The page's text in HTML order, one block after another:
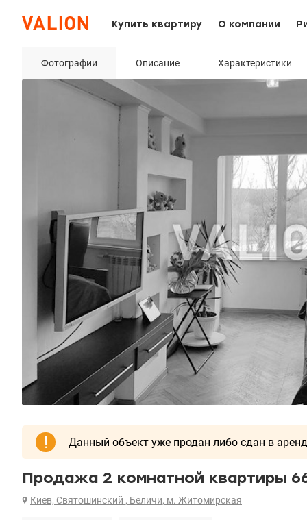
Купить квартиру О компании
Фотографии Описание Характеристики
! Данный объект уже продан либо сдан в
Продажа 2 комнатной квартиры
Киев, Святошинский , Беличи, м. Житомирская